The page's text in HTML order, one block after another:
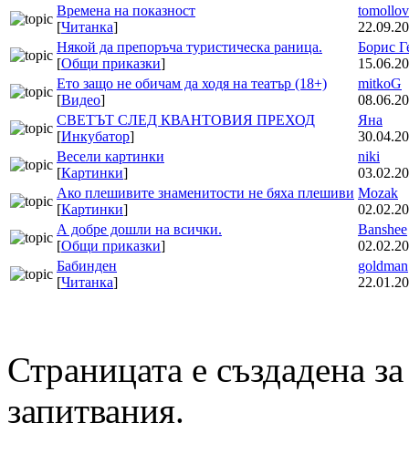
Времена на показност
[Читанка]
tomollov
Някой да препоръча туристическа раница.
[Общи приказки]
Борис
Ето защо не обичам да ходя на театър (18+)
[Видео]
mitkoG
СВЕТЪТ СЛЕД КВАНТОВИЯ ПРЕХОД
[Инкубатор]
Яна
Весели картинки
[Картинки]
niki
Ако плешивите знаменитости не бяха плешиви
[Картинки]
Mozak
А добре дошли на всички.
[Общи приказки]
Banshee
Бабинден
[Читанка]
goldman
Страницата е създадена
запитвания.